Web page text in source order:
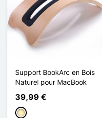
Support BookArc en Bois
Naturel pour MacBook
39,99 €
Holz - Hellbraun